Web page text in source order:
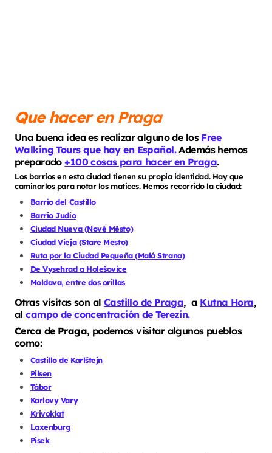
Que haceren Praga
Una buena idea es realizar alguno de los Free
Walking Tours que hay en Español.Además hemos
preparado+100 cosas para hacer en Praga.
Los barrios en esta ciudad tienen su propia identidad. Hay que
caminarlos para notar los matices. Hemos recorrido la ciudad:
Barrio del Castillo
Barrio Judío
Ciudad Nueva (Nové Město)
Ciudad Vieja (Stare Mesto)
Ruta por la Ciudad Pequeña (Malá Strana)
De Vysehrad a Holešovice
Moldava, entre dos orillas
Otras visitas son al Castillo de Praga, a Kutna Hora,
alcampo de concentración de Terezin.
Cerca de Praga, podemos visitar algunos pueblos
como:
Castillo de Karlštejn
Pilsen
Tábor
Karlovy Vary
Krivoklat
Laxenburg
Pisek